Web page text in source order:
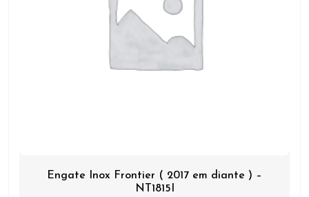
Engate Inox Frontier ( 2017 em diante ) –
NT1815I